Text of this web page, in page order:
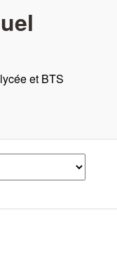
et BTS